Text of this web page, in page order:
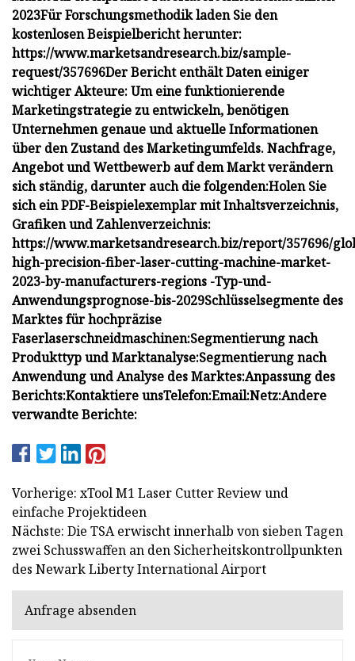
2023Für Forschungsmethodik laden Sie den
kostenlosen Beispielbericht herunter:
https://www.marketsandresearch.biz/sample-
request/357696Der Bericht enthält Daten einiger
wichtiger Akteure:Um eine funktionierende
Marketingstrategie zu entwickeln, benötigen
Unternehmen genaue und aktuelle Informationen
über den Zustand des Marketingumfelds. Nachfrage,
Angebot und Wettbewerb auf dem Markt verändern
sich ständig, darunter auch die folgenden:Holen Sie
sich ein PDF-Beispielexemplar mit Inhaltsverzeichnis,
Grafiken und Zahlenverzeichnis:
https://www.marketsandresearch.biz/report/357696/
high-precision-fiber-laser-cutting-machine-market-
2023-by-manufacturers-regions -Typ-und-
Anwendungsprognose-bis-2029Schlüsselsegmente des
Marktes für hochpräzise
Faserlaserschneidmaschinen:Segmentierung nach
Produkttyp und Marktanalyse:Segmentierung nach
Anwendung und Analyse des Marktes:Anpassung des
Berichts:Kontaktiere unsTelefon:Email:Netz:Andere
verwandte Berichte:
Vorherige: xTool M1 Laser Cutter Review und
einfache Projektideen
Nächste: Die TSA erwischt innerhalb von sieben Tagen
zwei Schusswaffen an den Sicherheitskontrollpunkten
des Newark Liberty International Airport
Anfrage absenden